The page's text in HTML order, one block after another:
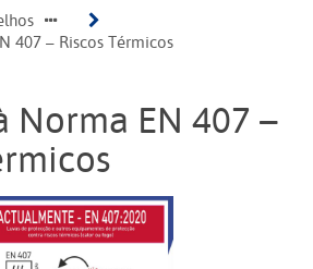
407 – Riscos Térmicos
Norma EN 407 –